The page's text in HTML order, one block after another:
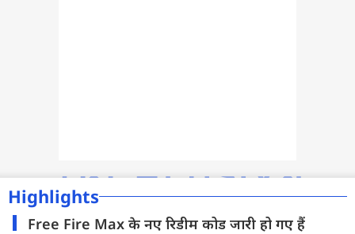
Highlights
Free Fire Max के नए रिडीम कोड जारी हो गए हैं